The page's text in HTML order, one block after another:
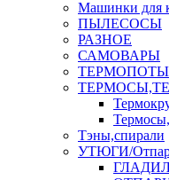
Машинки для
ПЫЛЕСОСЫ
РАЗНОЕ
САМОВАРЫ
ТЕРМОПОТЫ
Тэны,спирали
УТЮГИ/